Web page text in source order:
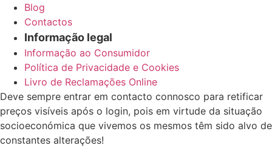
Blog
Contactos
Informação legal
Informação ao Consumidor
Política de Privacidade e Cookies
Livro de Reclamações Online
Deve sempre entrar em contacto connosco para retificar
preços visíveis após o login, pois em virtude da situação
socioeconómica que vivemos os mesmos têm sido alvo de
constantes alterações!